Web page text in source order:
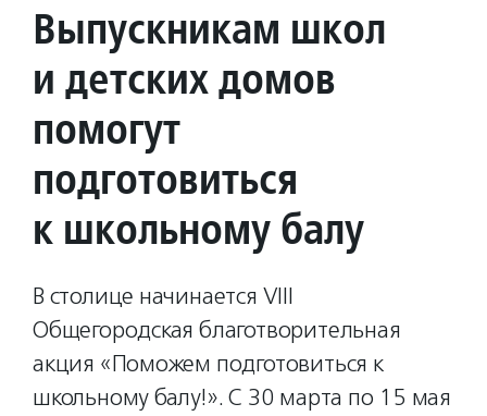
Выпускникам школ
и детских домов
помогут
подготовиться
к школьному балу
В столице начинается VIII
Общегородская благотворительная
акция «Поможем подготовиться к
школьному балу!». С 30 марта по 15 мая